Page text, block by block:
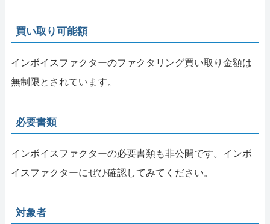
買い取り可能額
インボイスファクターのファクタリング買い取り金額は
無制限とされています。
必要書類
インボイスファクターの必要書類も非公開です。インボ
イスファクターにぜひ確認してみてください。
対象者